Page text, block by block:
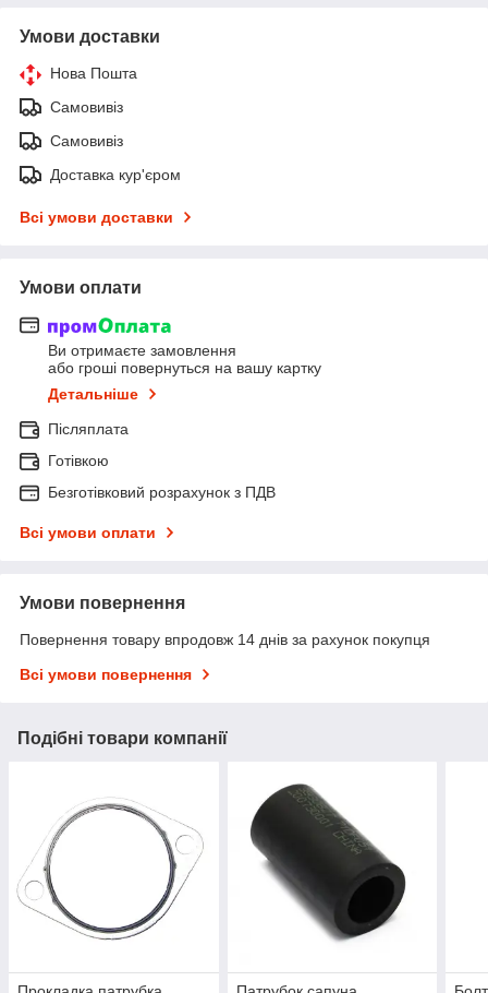
Умови доставки
Нова Пошта
Самовивіз
Самовивіз
Доставка кур'єром
Всі умови доставки
Умови оплати
Ви отримаєте замовлення
або гроші повернуться на вашу картку
Детальніше
Післяплата
Готівкою
Безготівковий розрахунок з ПДВ
Всі умови оплати
Умови повернення
Повернення товару впродовж 14 днів за рахунок покупця
Всі умови повернення
Подібні товари компанії